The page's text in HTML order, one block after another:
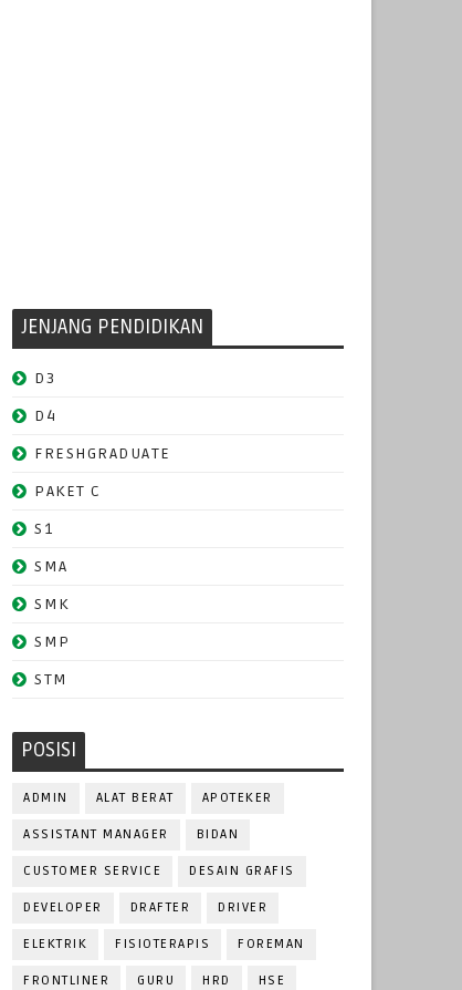
JENJANG PENDIDIKAN
D3
D4
FRESHGRADUATE
PAKET C
S1
SMA
SMK
SMP
STM
POSISI
ADMIN ALAT BERAT APOTEKER
ASSISTANT MANAGER BIDAN
CUSTOMER SERVICE DESAIN GRAFIS
DEVELOPER DRAFTER DRIVER
ELEKTRIK FISIOTERAPIS FOREMAN
FRONTLINER GURU HRD HSE